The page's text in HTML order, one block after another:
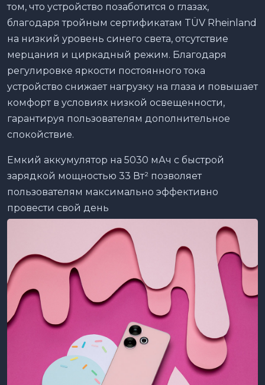
том, что устройство позаботится о глазах,
благодаря тройным сертификатам TÜV Rheinland
на низкий уровень синего света, отсутствие
мерцания и циркадный режим. Благодаря
регулировке яркости постоянного тока
устройство снижает нагрузку на глаза и повышает
комфорт в условиях низкой освещенности,
гарантируя пользователям дополнительное
спокойствие.
Емкий аккумулятор на 5030 мАч с быстрой
зарядкой мощностью 33 Вт² позволяет
пользователям максимально эффективно
провести свой день